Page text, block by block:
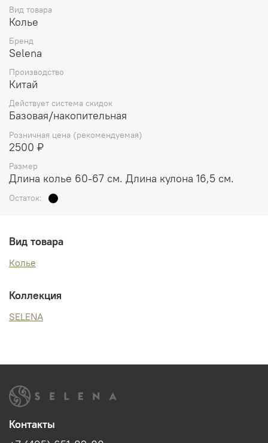
Вид товара
Колье
Бренд
Selena
Производство
Китай
Действует система скидок
Базовая/накопительная
Розничная цена (рекомендуемая)
2500 ₽
Размер
Длина колье 60-67 см. Длина кулона 16,5 см.
Остаток:
Вид товара
Колье
Коллекция
SELENA
Контакты